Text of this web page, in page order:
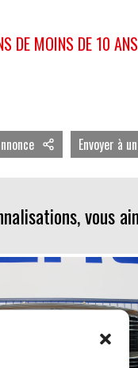
DE MOINS DE 10
Envoyer à
vous